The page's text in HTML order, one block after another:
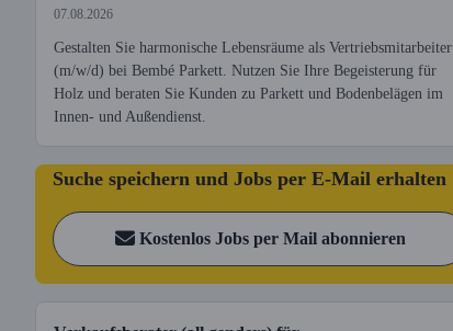
07.08.2026
Gestalten Sie harmonische Lebensräume als Vertriebsmitarbeiter
(m/w/d) bei Bembé Parkett. Nutzen Sie Ihre Begeisterung für
Holz und beraten Sie Kunden zu Parkett und Bodenbelägen im
Innen- und Außendienst.
Suche speichern und Jobs per E-Mail erhalten
Kostenlos Jobs per Mail abonnieren